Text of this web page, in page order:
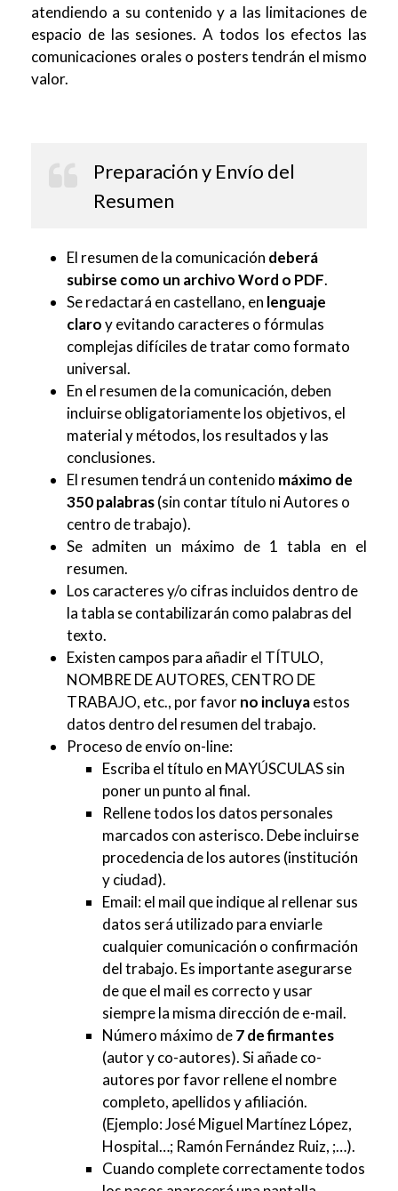
atendiendo a su contenido y a las limitaciones de
espacio de las sesiones. A todos los efectos las
comunicaciones orales o posters tendrán el mismo
valor.
Preparación y Envío del
Resumen
El resumen de la comunicación deberá
subirse como un archivo Word o PDF.
Se redactará en castellano, en lenguaje
claroy evitando caracteres o fórmulas
complejas difíciles de tratar como formato
universal.
En el resumen de la comunicación, deben
incluirse obligatoriamente los objetivos, el
material y métodos, los resultados y las
conclusiones.
El resumen tendrá un contenido máximo de
350 palabras(sin contar título ni Autores o
centro de trabajo).
Se admiten un máximo de 1 tabla en el
resumen.
Los caracteres y/o cifras incluidos dentro de
la tabla se contabilizarán como palabras del
texto.
Existen campos para añadir el TÍTULO,
NOMBRE DE AUTORES, CENTRO DE
TRABAJO, etc., por favorno incluyaestos
datos dentro del resumen del trabajo.
Proceso de envío on-line:
Escriba el título en MAYÚSCULAS sin
poner un punto al final.
Rellene todos los datos personales
marcados con asterisco. Debe incluirse
procedencia de los autores (institución
y ciudad).
Email: el mail que indique al rellenar sus
datos será utilizado para enviarle
cualquier comunicación o confirmación
del trabajo. Es importante asegurarse
de que el mail es correcto y usar
siempre la misma dirección de e-mail.
Número máximo de7 de firmantes
(autor y co-autores). Si añade co-
autores por favor rellene el nombre
completo, apellidos y afiliación.
(Ejemplo: José Miguel Martínez López,
Hospital…; Ramón Fernández Ruiz, ;…).
Cuando complete correctamente todos